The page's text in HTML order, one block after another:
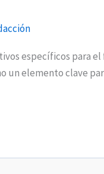
específicos para
un elemento clave